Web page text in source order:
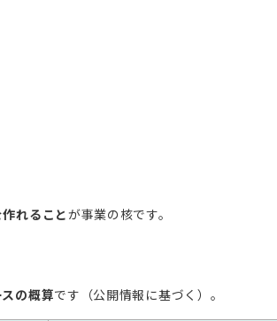
れることが事業の核です。
の概算です（公開情報に基づく）。